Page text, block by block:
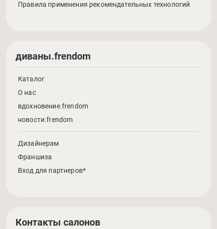
Правила применения рекомендательных технологий
диваны.frendom
Каталог
О нас
вдохновение.frendom
новости.frendom
Дизайнерам
Франшиза
Вход для партнеров*
Контакты салонов